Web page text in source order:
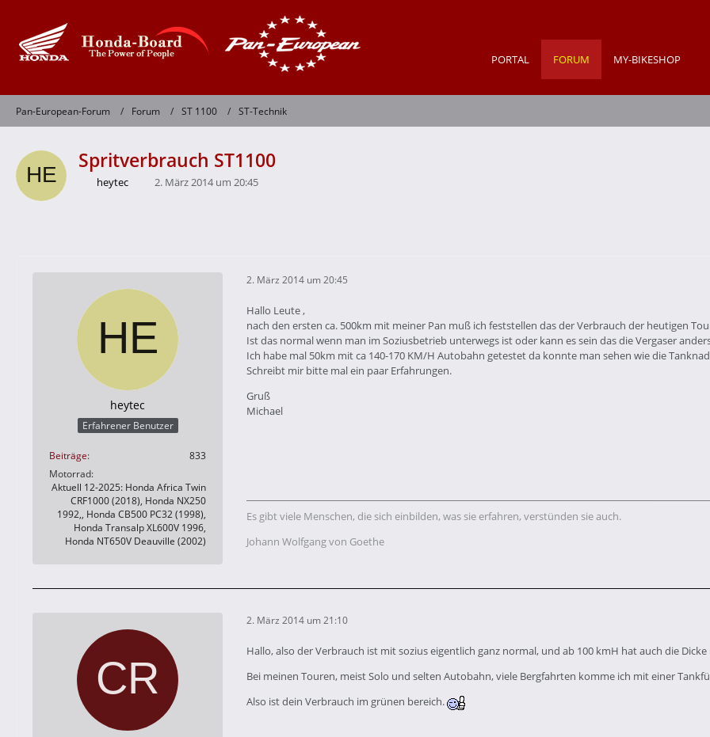
PORTAL FORUM MY-BIKESHOP
Pan-European-Forum Forum ST 1100 ST-Technik
Spritverbrauch ST1100
heytec 2. März 2014 um 20:45
heytec
Erfahrener Benutzer
Beiträge
833
Motorrad
Aktuell 12-2025: Honda Africa Twin
CRF1000 (2018), Honda NX250
1992,, Honda CB500 PC32 (1998),
Honda Transalp XL600V 1996,
Honda NT650V Deauville (2002)
2. März 2014 um 20:45
Hallo Leute ,
nach den ersten ca. 500km mit meiner Pan muß ich feststellen das der Verbrauch der heutigen
Ist das normal wenn man im Soziusbetrieb unterwegs ist oder kann es sein das die Vergaser
Ich habe mal 50km mit ca 140-170 KM/H Autobahn getestet da konnte man sehen wie die
Schreibt mir bitte mal ein paar Erfahrungen.
Gruß
Michael
Es gibt viele Menschen, die sich einbilden, was sie erfahren, verstünden sie auch.
Johann Wolfgang von Goethe
2. März 2014 um 21:10
Hallo, also der Verbrauch ist mit sozius eigentlich ganz normal, und ab 100 kmH hat auch die Dicke
Bei meinen Touren, meist Solo und selten Autobahn, viele Bergfahrten komme ich mit einer
Also ist dein Verbrauch im grünen bereich.